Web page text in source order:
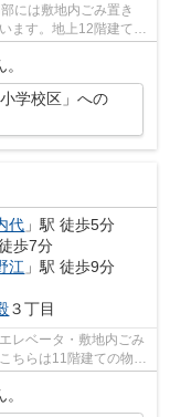
には敷地内ごみ置き
ます。地上12階建ての
学校区」への
代 」駅 徒歩5分
歩7分
江 」駅 徒歩9分
３丁目
レベータ・敷地内ごみ
ちらは11階建ての物件